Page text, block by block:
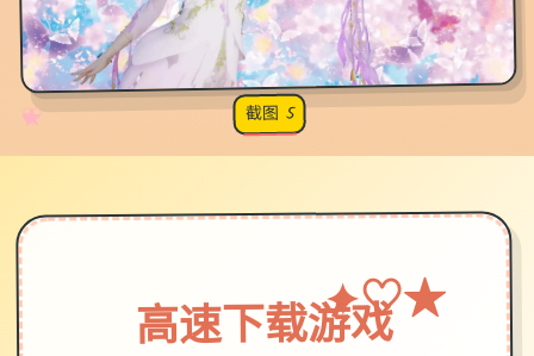
✧
♡
★
♥ 截图 5
高速下载游戏
✦♡★